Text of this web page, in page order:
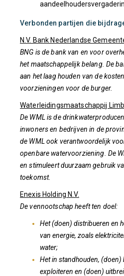
Verbonden partijen die
N.V. Bank Nederlandse
BNG is de bank van en voor
het maatschappelijk belang. De
aan het laag houden van de
voorzieningen voor de burger.
Waterleidingsmaatschappij
De WML is de
inwoners en bedrijven in de
de WML ook verantwoordelijk
openbare watervoorziening. De
en stimuleert duurzaam gebruik
toekomst.
Enexis Holding N.V.
De vennootschap heeft ten doel:
Het (doen) distribueren en
van energie, zoals
water;
Het in standhouden, (doen)
exploiteren en (doen)